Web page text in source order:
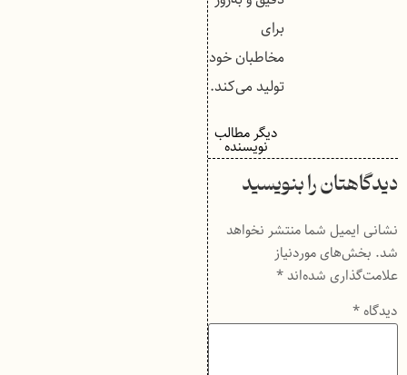
برای
مخاطبان خود
تولید می‌کند.
دیگر مطالب
نویسنده
دیدگاهتان را بنویسید
نشانی ایمیل شما منتشر نخواهد
شد. بخش‌های موردنیاز
علامت‌گذاری شده‌اند*
دیدگاه*